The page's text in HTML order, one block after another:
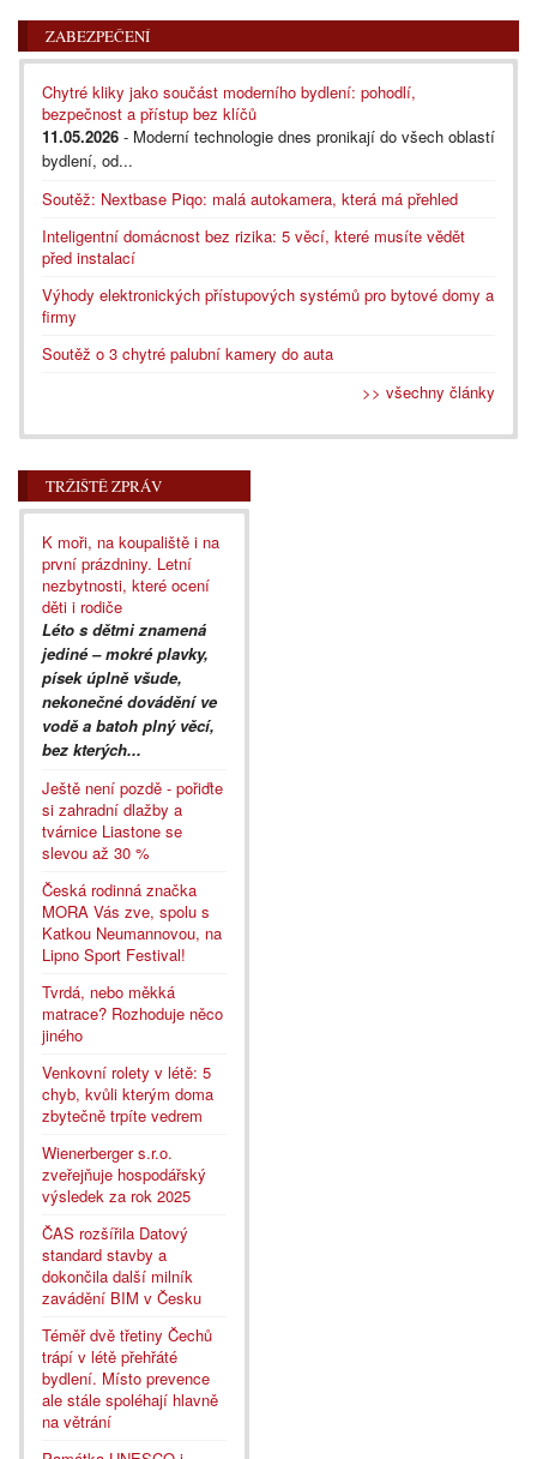
ZABEZPEČENÍ
Chytré kliky jako součást moderního bydlení: pohodlí,
bezpečnost a přístup bez klíčů
11.05.2026 - Moderní technologie dnes pronikají do všech oblastí
bydlení, od...
Soutěž: Nextbase Piqo: malá autokamera, která má přehled
Inteligentní domácnost bez rizika: 5 věcí, které musíte vědět
před instalací
Výhody elektronických přístupových systémů pro bytové domy a
firmy
Soutěž o 3 chytré palubní kamery do auta
>> všechny články
TRŽIŠTĚ ZPRÁV
K moři, na koupaliště i na
první prázdniny. Letní
nezbytnosti, které ocení
děti i rodiče
Léto s dětmi znamená
jediné – mokré plavky,
písek úplně všude,
nekonečné dovádění ve
vodě a batoh plný věcí,
bez kterých...
Ještě není pozdě - pořiďte
si zahradní dlažby a
tvárnice Liastone se
slevou až 30 %
Česká rodinná značka
MORA Vás zve, spolu s
Katkou Neumannovou, na
Lipno Sport Festival!
Tvrdá, nebo měkká
matrace? Rozhoduje něco
jiného
Venkovní rolety v létě: 5
chyb, kvůli kterým doma
zbytečně trpíte vedrem
Wienerberger s.r.o.
zveřejňuje hospodářský
výsledek za rok 2025
ČAS rozšířila Datový
standard stavby a
dokončila další milník
zavádění BIM v Česku
Téměř dvě třetiny Čechů
trápí v létě přehřáté
bydlení. Místo prevence
ale stále spoléhají hlavně
na větrání